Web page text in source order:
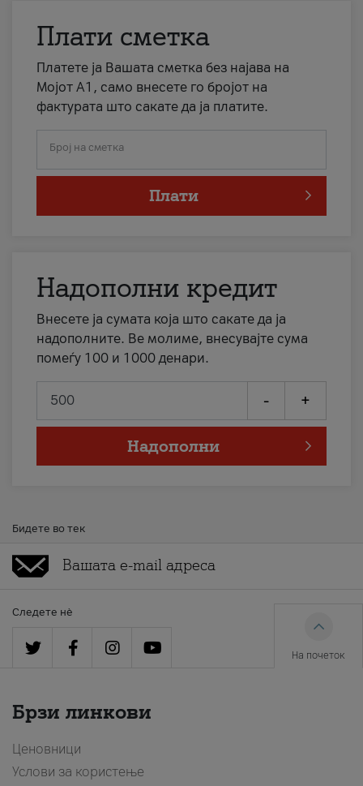
Плати сметка
Платете ја Вашата сметка без најава на
Мојот А1, само внесете го бројот на
фактурата што сакате да ја платите.
Број на сметка
Плати
Надополни кредит
Внесете ја сумата која што сакате да ја
надополните. Ве молиме, внесувајте сума
помеѓу 100 и 1000 денари.
- +
Надополни
Бидете во тек
Следете нè
На почеток
Брзи линкови
Ценовници
Услови за користење